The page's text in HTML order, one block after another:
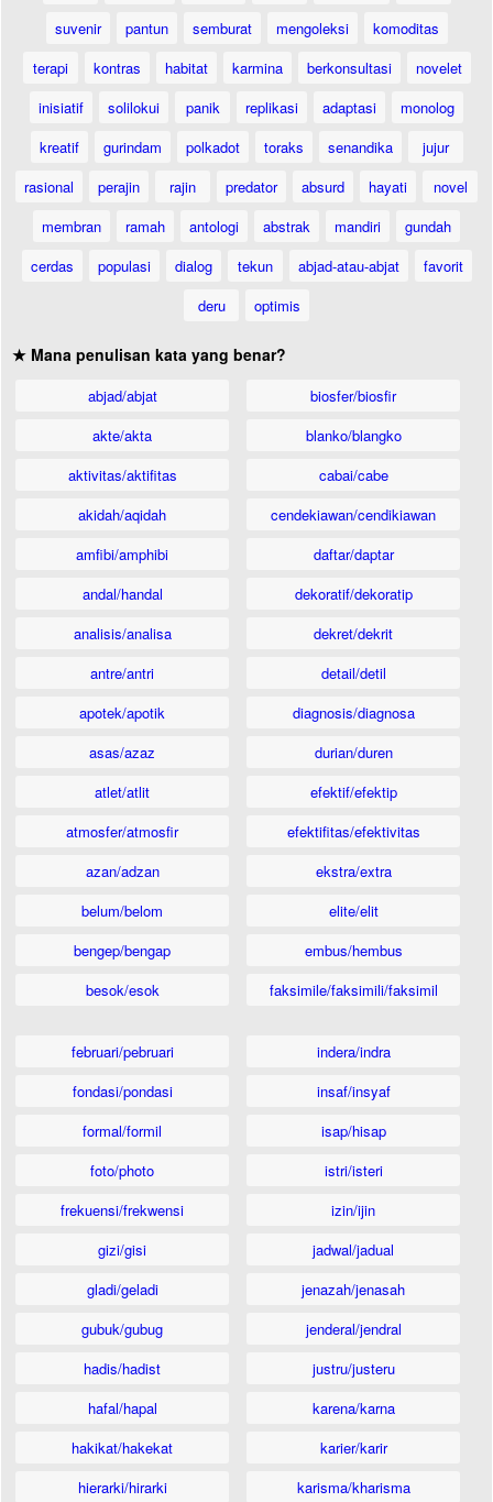
suvenir
pantun semburat mengoleksi
komoditas
terapi
kontras habitat karmina berkonsultasi
novelet
inisiatif
solilokui panik replikasi adaptasi
monolog
kreatif
gurindam polkadot toraks senandika
jujur
rasional
perajin rajin predator absurd hayati
novel
membran
ramah antologi abstrak mandiri
gundah
cerdas
populasi dialog tekun abjad-atau-abjat
favorit
deru
optimis
★ Mana penulisan kata yang benar?
abjad/abjat
akte/akta
aktivitas/aktifitas
akidah/aqidah
amfibi/amphibi
andal/handal
analisis/analisa
antre/antri
apotek/apotik
asas/azaz
atlet/atlit
atmosfer/atmosfir
azan/adzan
belum/belom
bengep/bengap
besok/esok
biosfer/biosfir
blanko/blangko
cabai/cabe
cendekiawan/cendikiawan
daftar/daptar
dekoratif/dekoratip
dekret/dekrit
detail/detil
diagnosis/diagnosa
durian/duren
efektif/efektip
efektifitas/efektivitas
ekstra/extra
elite/elit
embus/hembus
faksimile/faksimili/faksimil
februari/pebruari
fondasi/pondasi
formal/formil
foto/photo
frekuensi/frekwensi
gizi/gisi
gladi/geladi
gubuk/gubug
hadis/hadist
hafal/hapal
hakikat/hakekat
hierarki/hirarki
indera/indra
insaf/insyaf
isap/hisap
istri/isteri
izin/ijin
jadwal/jadual
jenazah/jenasah
jenderal/jendral
justru/justeru
karena/karna
karier/karir
karisma/kharisma